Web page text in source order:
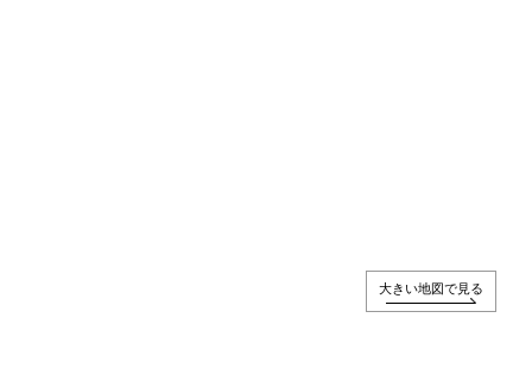
大きい地図で見る